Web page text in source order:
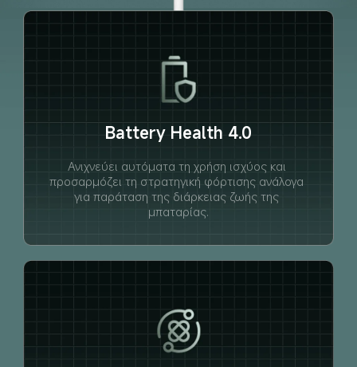
Battery Health 4.0
Ανιχνεύει αυτόματα τη χρήση ισχύος και
προσαρμόζει τη στρατηγική φόρτισης ανάλογα
για παράταση της διάρκειας ζωής της
μπαταρίας.